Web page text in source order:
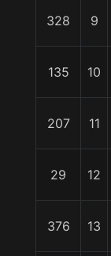
328 9
135 10
207 11
29 12
376 13